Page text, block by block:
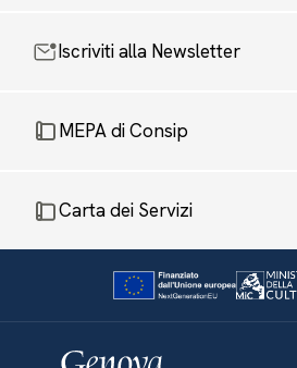
Iscriviti alla Newsletter
MEPA di Consip
Carta dei Servizi